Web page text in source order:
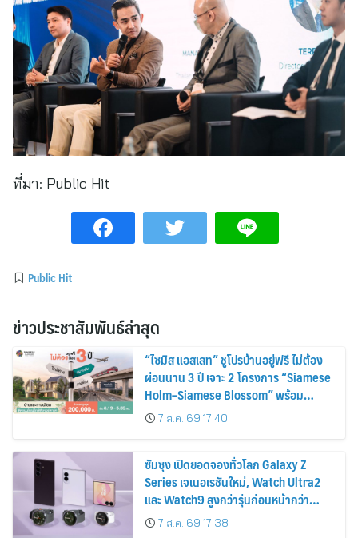
ที่มา: Public Hit
Public Hit
ข่าวประชาสัมพันธ์ล่าสุด
“ไซมิส แอสเสท” ชูโปรบ้านอยู่ฟรี ไม่ต้อง
ผ่อนนาน 3 ปี เจาะ 2 โครงการ “Siamese
Holm–Siamese Blossom” พร้อม
ส่วนลดและสิทธิพิเศษถึง 31 สิงหาคม
2569
7 ส.ค. 69 17:40
ซัมซุง เปิดยอดจองทั่วโลก Galaxy Z
Series เจเนอเรชันใหม่, Watch Ultra2
และ Watch9 สูงกว่ารุ่นก่อนหน้ากว่า
30%7 ส.ค. 69 17:38